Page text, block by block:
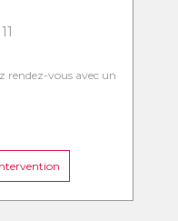
rendez-vous avec un